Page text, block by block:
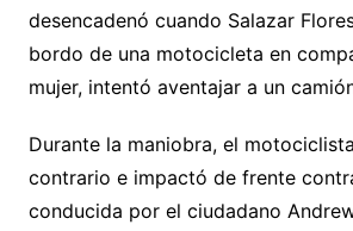
desencadenó cuando Salazar
bordo de una motocicleta en
mujer, intentó aventajar a un
Durante la maniobra, el
contrario e impactó de frente
conducida por el ciudadano